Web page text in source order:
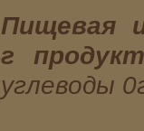
Пищевая
г
углеводы